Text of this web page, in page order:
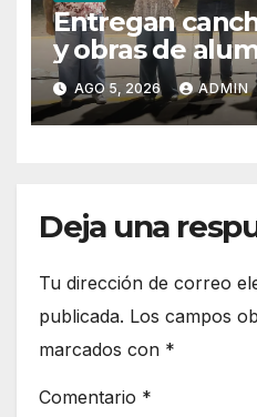
Entregan
y obras de
Torres del Sur
Oriente
AGO 5, 2026 ADMIN
Deja una
Tu dirección de correo
publicada. Los campos
marcados con *
Comentario *